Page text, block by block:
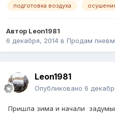
подготовка воздуха
Автор Leon1981
6 декабря, 2014 в Продам
Leon1981
Опубликовано 6
Пришла зима и начали